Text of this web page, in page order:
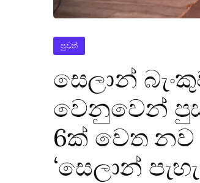
පුවත්
සෙලාන්
වෙනුවෙන්
6ක් වෙත නව
‘සෙලාන්